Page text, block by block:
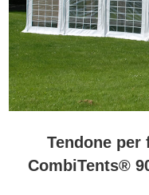
Tendone per
CombiTents®